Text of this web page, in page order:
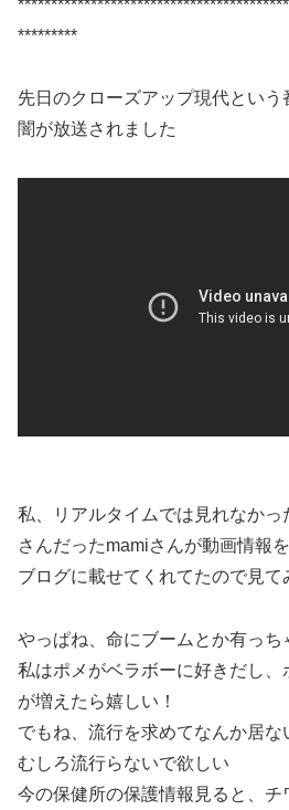
*********
先日のクローズアップ現代とい
闇が放送されました
私、リアルタイムでは見れなかっ
さんだったmamiさんが動画情報を
ブログに載せてくれてたので見て
やっぱね、命にブームとか有っち
私はポメがベラボーに好きだし、
が増えたら嬉しい！
でもね、流行を求めてなんか居な
むしろ流行らないで欲しい
今の保健所の保護情報見ると、